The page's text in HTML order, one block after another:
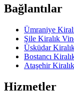
Bağlantılar
Ümraniye
Şile Kiralık
Üsküdar
Bostancı
Ataşehir
Hizmetler